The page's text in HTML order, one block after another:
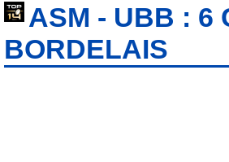
ASM - UBB : 6
BORDELAIS